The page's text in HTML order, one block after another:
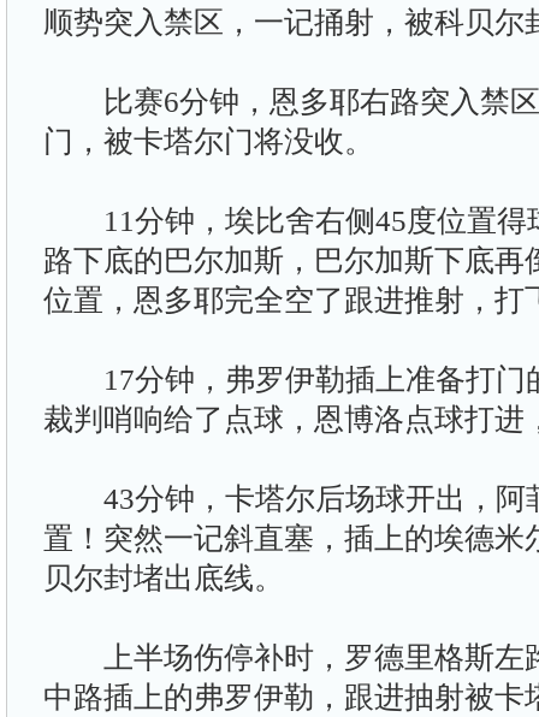
顺势突入禁区，一记捅射，被科贝尔
比赛6分钟，恩多耶右路突入禁区
门，被卡塔尔门将没收。
11分钟，埃比舍右侧45度位置得
路下底的巴尔加斯，巴尔加斯下底再
位置，恩多耶完全空了跟进推射，打
17分钟，弗罗伊勒插上准备打门
裁判哨响给了点球，恩博洛点球打进
43分钟，卡塔尔后场球开出，阿
置！突然一记斜直塞，插上的埃德米
贝尔封堵出底线。
上半场伤停补时，罗德里格斯左
中路插上的弗罗伊勒，跟进抽射被卡